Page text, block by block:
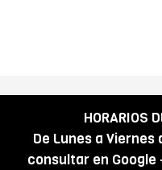
HORARIOS
De Lunes a Viernes
consultar en